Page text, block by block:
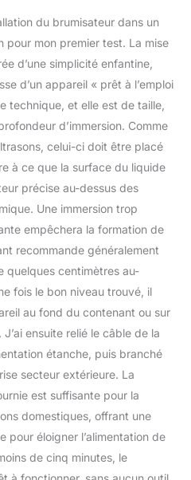
et connectez-le,
puis la brume
apparaîtra. La cavité
en cuivre assure
dissipation de la
chaleur. La plaque
d’atomisation
amovible est facile à
durée de vie allant
jusqu’à 6000
heures. La brume
de bassin est
étanche IP67 et
l’alimentation
étanche de 350W a
la fonction de
protection de
l’humidité et de
l’eau, mais elle ne
s’immergera pas
dans l’eau LARGE
APPLICATION : Les
nébuliseurs de
brumisateur à
ultrasons
du brumisateur dans un
pour mon premier test. La mise
d’une simplicité enfantine,
d’un appareil « prêt à l’emploi
technique, et elle est de taille,
d’immersion. Comme
celui-ci doit être placé
à ce que la surface du liquide
précise au-dessus des
Une immersion trop
empêchera la formation de
recommande généralement
quelques centimètres au-
fois le bon niveau trouvé, il
au fond du contenant ou sur
ensuite relié le câble de la
étanche, puis branché
secteur extérieure. La
est suffisante pour la
domestiques, offrant une
pour éloigner l’alimentation de
de cinq minutes, le